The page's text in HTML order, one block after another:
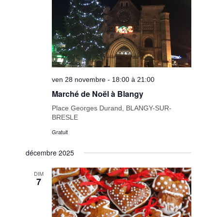
ven 28 novembre - 18:00 à 21:00
Marché de Noël à Blangy
Place Georges Durand, BLANGY-SUR-
BRESLE
Gratuit
décembre 2025
DIM
7